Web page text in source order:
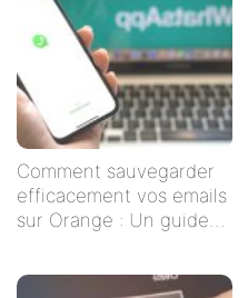
Comment sauvegarder
efficacement vos emails
sur Orange : Un guide